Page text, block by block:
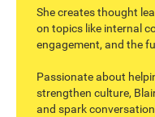
She creates thought
on topics like internal
engagement, and the
Passionate about
strengthen culture,
and spark